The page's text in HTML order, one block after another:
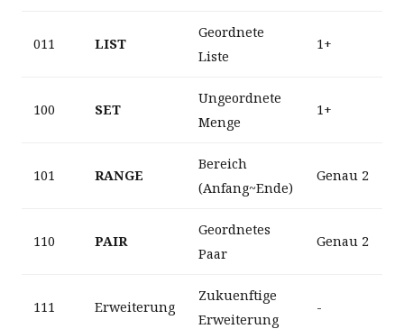
011 LIST
Geordnete
Liste
1+
100 SET
Ungeordnete
Menge
1+
101 RANGE
Bereich
(Anfang~Ende)
Genau 2
110 PAIR
Geordnetes
Paar
Genau 2
111 Erweiterung
Zukuenftige
Erweiterung
-